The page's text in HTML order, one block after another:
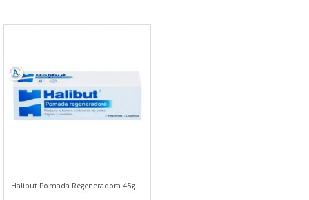
Halibut Pomada Regeneradora 45g